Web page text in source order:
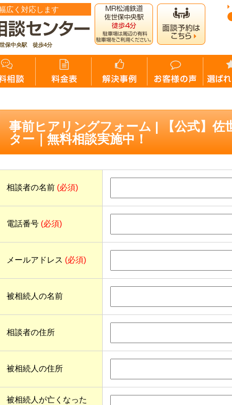
広く対応します
保中央駅 徒歩4分
施中！ 事前ヒアリングフォーム
事前ヒアリングフォーム | 【公式】佐
ター｜無料相談実施中！
相談者の名前 (必須)
電話番号 (必須)
メールアドレス (必須)
被相続人の名前
相談者の住所
被相続人の住所
被相続人が亡くなった